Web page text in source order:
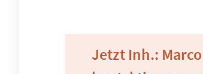
Jetzt Inh.: